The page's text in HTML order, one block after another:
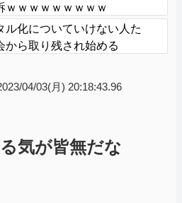
ｗｗｗｗｗｗｗｗｗ
ル化についていけない人た
から取り残され始める
04/03(月) 20:18:43.96
気が皆無だな